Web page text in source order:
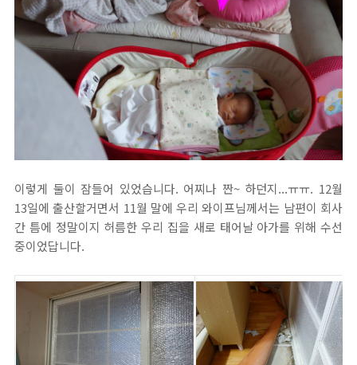
이렇게 둘이 잠들어 있었습니다. 어찌나 짠~ 하던지...ㅠㅠ. 12월
13일에 출산할거면서 11월 말에 우리 와이프님께서는 남편이 회사
간 틈에 정말이지 허름한 우리 집을 새로 태어날 아가를 위해 수선
중이었답니다.